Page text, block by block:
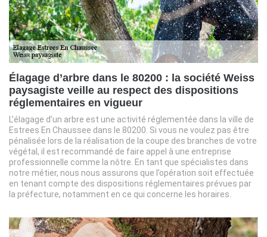
Élagage d’arbre dans le 80200 : la société Weiss
paysagiste veille au respect des dispositions
réglementaires en vigueur
L’élagage d’un arbre est une activité réglementée dans la ville de
Estrees En Chaussee dans le 80200. Si vous ne voulez pas être
pénalisée lors de la réalisation de la coupe des branches de votre
végétal, il est recommandé de faire appel à une entreprise
professionnelle comme la nôtre. En tant que spécialistes dans
notre métier, nous nous assurons que l’opération soit effectuée
en tenant compte des dispositions réglementaires prévues par
la préfecture, notamment en ce qui concerne les horaires.